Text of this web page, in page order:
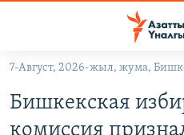
Навигацияга
өтүңүз
7-Август, 2026-жыл, жума,
Бишкекская
комиссия